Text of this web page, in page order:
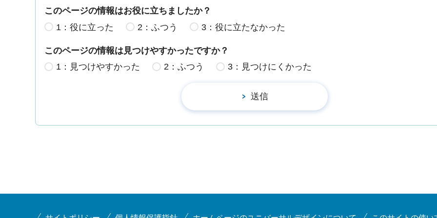
このページの情報はお役に立ちましたか？
1：役に立った
2：ふつう 3：役に立たなかった
このページの情報は見つけやすかったですか？
1：見つけやすかった
2：ふつう 3：見つけにくかった